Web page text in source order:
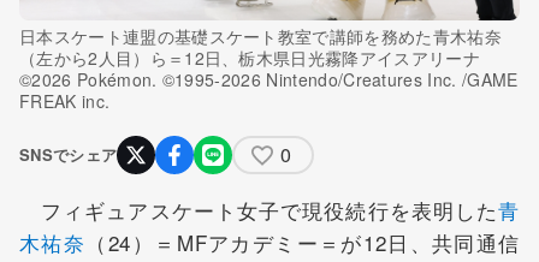
日本スケート連盟の基礎スケート教室で講師を務めた青木祐奈
（左から2人目）ら＝12日、栃木県日光霧降アイスアリーナ
©2026 Pokémon. ©1995-2026 Nintendo/Creatures Inc. /GAME
FREAK inc.
SNSでシェア 0
フィギュアスケート女子で現役続行を表明した青
木祐奈 （24）＝MFアカデミー＝が12日、共同通信